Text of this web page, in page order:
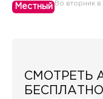
Местный Во вторник
СМОТРЕТЬ